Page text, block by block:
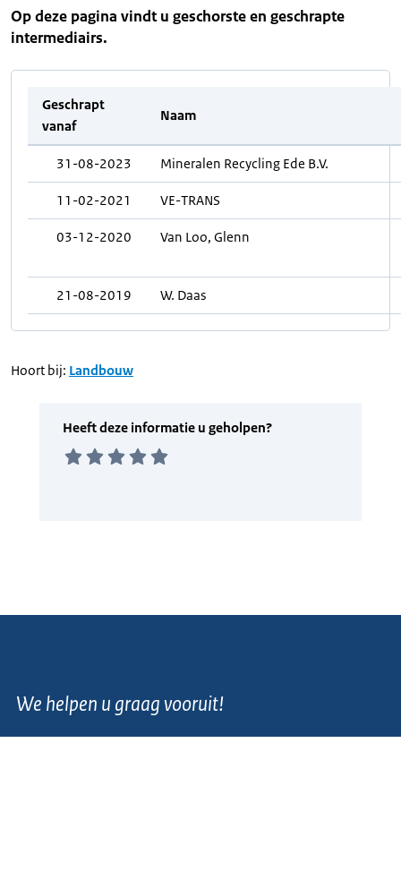
Op deze pagina vindt u geschorste en geschrapte
intermediairs.
Geschrapt
vanaf
Naam
31-08-2023 Mineralen Recycling Ede B.V.
11-02-2021 VE-TRANS
03-12-2020 Van Loo, Glenn
21-08-2019 W. Daas
Hoort bij: Landbouw
We helpen u graag vooruit!